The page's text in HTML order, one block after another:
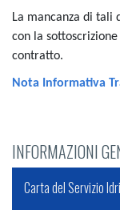
La mancanza di tali
con la
contratto.
Nota Informativa
INFORMAZIONI
Carta del Servizio